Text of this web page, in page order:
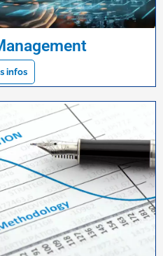
infos